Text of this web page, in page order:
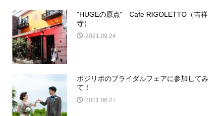
”HUGEの原点” Cafe RIGOLETTO（吉祥
寺）
2021.09.24
ポジリポのブライダルフェアに参加してみ
て！
2021.06.27